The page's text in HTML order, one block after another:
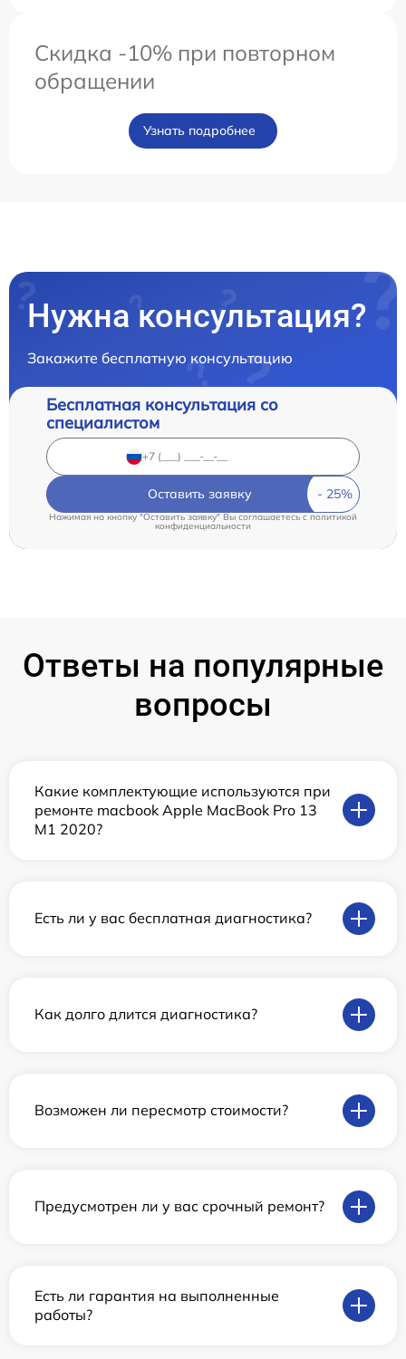
Скидка -10% при повторном
обращении
Узнать подробнее
Нужна консультация?
Закажите бесплатную консультацию
Бесплатная консультация со
специалистом
Оставить заявку
Нажимая на кнопку "Оставить заявку" Вы соглашаетесь cполитикой
конфиденциальности
Ответы на популярные
вопросы
Какие комплектующие используются при
ремонте macbook Apple MacBook Pro 13
M1 2020?
Есть ли у вас бесплатная диагностика?
Как долго длится диагностика?
Возможен ли пересмотр стоимости?
Предусмотрен ли у вас срочный ремонт?
Есть ли гарантия на выполненные
работы?